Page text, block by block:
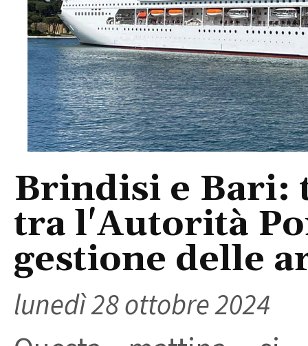
Brindisi e Bari:
tra l'Autorità
gestione delle
lunedì 28 ottobre 2024